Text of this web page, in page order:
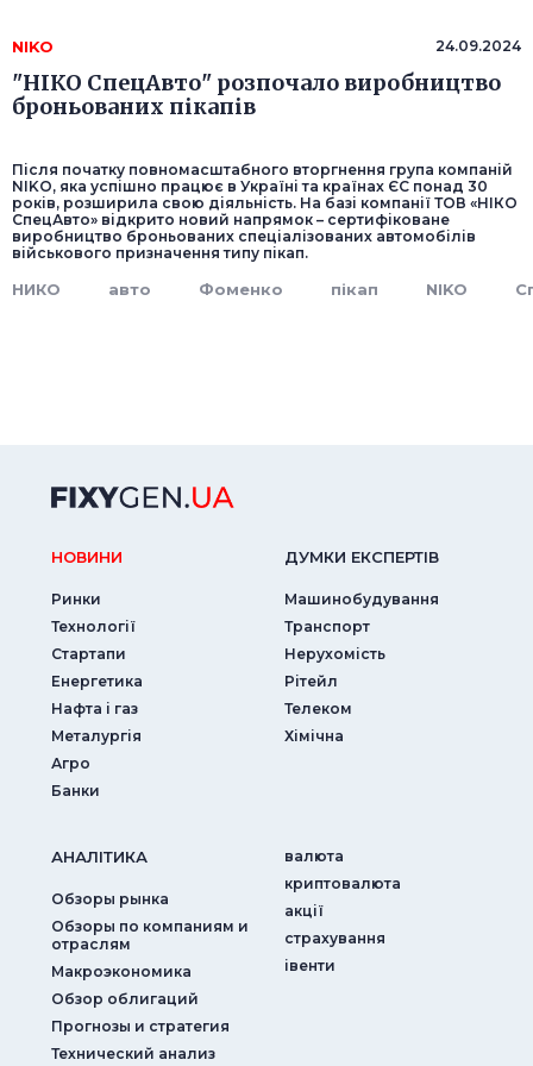
NIKO 24.09.2024
"НІКО СпецАвто" розпочало виробництво
броньованих пікапів
Після початку повномасштабного вторгнення група компаній
NIKO, яка успішно працює в Україні та країнах ЄС понад 30
років, розширила свою діяльність. На базі компанії ТОВ «НІКО
СпецАвто» відкрито новий напрямок – сертифіковане
виробництво броньованих спеціалізованих автомобілів
військового призначення типу пікап.
НИКО авто Фоменко пікап NIKO
НОВИНИ
Ринки
Технології
Стартапи
Енергетика
Нафта і газ
Металургія
Агро
Банки
ДУМКИ ЕКСПЕРТIВ
Машинобудування
Транспорт
Нерухомість
Рітейл
Телеком
Хімічна
АНАЛIТИКА
Обзоры рынка
Обзоры по компаниям и
отраслям
Макроэкономика
Обзор облигаций
Прогнозы и стратегия
Технический анализ
валюта
криптовалюта
акції
страхування
iвенти